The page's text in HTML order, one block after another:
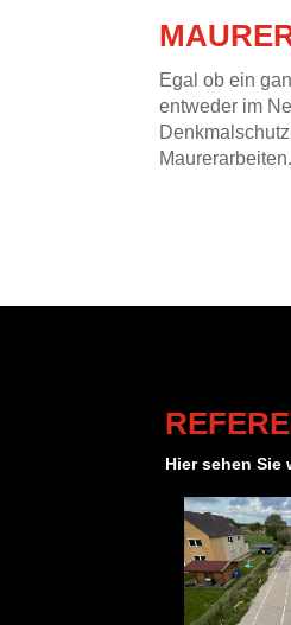
Egal ob ein
entweder im
Maurerarbeiten.
Hier sehen Sie